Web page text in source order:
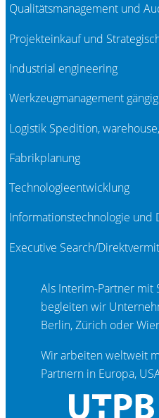
Qualitätsmanagement und
Projekteinkauf und
Industrial engineering
Werkzeugmanagement
Logistik Spedition,
Fabrikplanung
Technologieentwicklung
Informationstechnologie und
Executive Search/
Als Interim-Partner mit
begleiten wir
Berlin, Zürich oder
Wir arbeiten weltweit
Partnern in Europa,